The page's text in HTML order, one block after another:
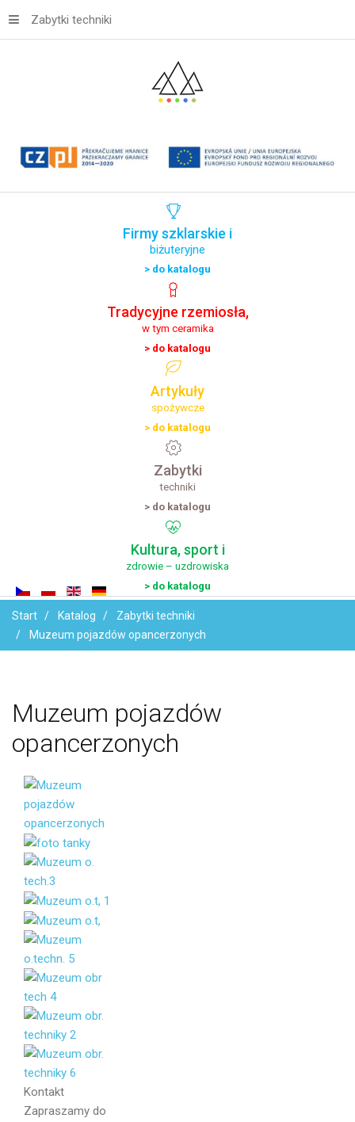
Zabytki techniki
Firmyszklarskie i
biżuteryjne
> do katalogu
Tradycyjne rzemiosła,
w tym ceramika
> do katalogu
Artykuły
spożywcze
> do katalogu
Zabytki
techniki
> do katalogu
Kultura, sport i
zdrowie – uzdrowiska
> do katalogu
Start Katalog
Zabytki techniki
Muzeum pojazdów opancerzonych
Muzeum pojazdów
opancerzonych
Kontakt
Zapraszamy do